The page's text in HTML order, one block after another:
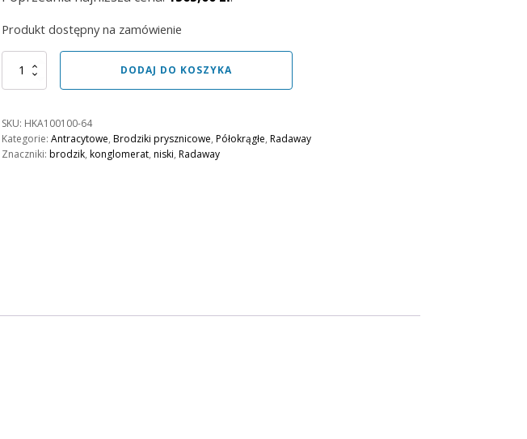
1739,00 zł.1565,00 zł.
Produkt dostępny na zamówienie
ilość
Brodzik
100x100
Antracyt
DODAJ DO KOSZYKA
SKU: HKA100100-64
Kategorie: Antracytowe, Brodziki prysznicowe, Półokrągłe, Radaway
Znaczniki: brodzik, konglomerat, niski, Radaway